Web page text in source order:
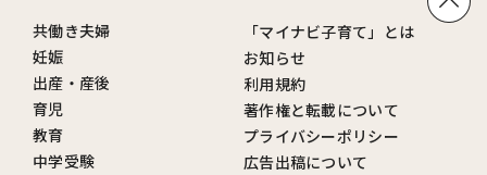
共働き夫婦
妊娠
出産・産後
育児
教育
中学受験
「マイナビ子育て」とは
お知らせ
利用規約
著作権と転載について
プライバシーポリシー
広告出稿について